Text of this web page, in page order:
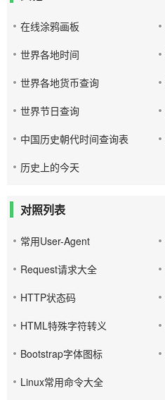
在线涂鸦画板
世界各地时间
世界各地货币查询
世界节日查询
中国历史朝代时间查询表
历史上的今天
对照列表
常用User-Agent
Request请求大全
HTTP状态码
HTML特殊字符转义
Bootstrap字体图标
Linux常用命令大全